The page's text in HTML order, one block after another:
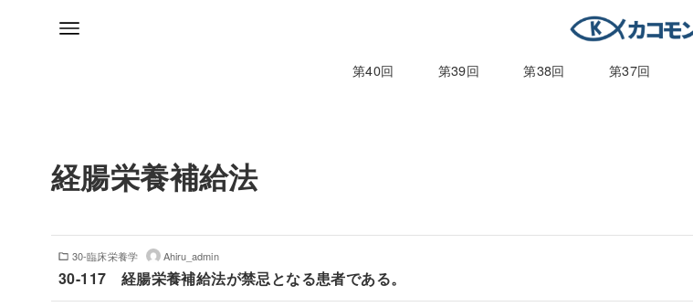
第40回 第39回 第38回 第37回
経腸栄養補給法
30-臨床栄養学 Ahiru_admin
30-117 経腸栄養補給法が禁忌となる患者である。